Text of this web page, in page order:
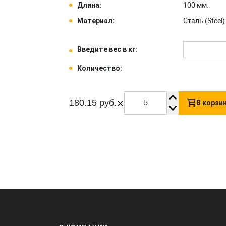
Длина:
100 мм.
Материал:
Сталь (Steel) .
Введите вес в кг:
Количество:
180.15 руб.× В